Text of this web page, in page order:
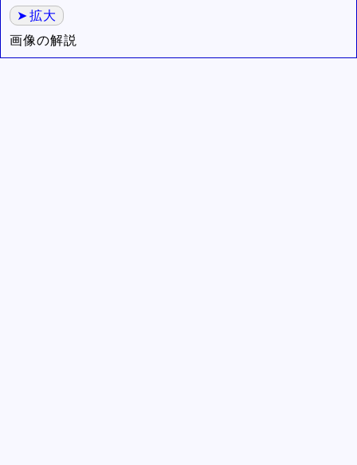
拡大
画像の解説